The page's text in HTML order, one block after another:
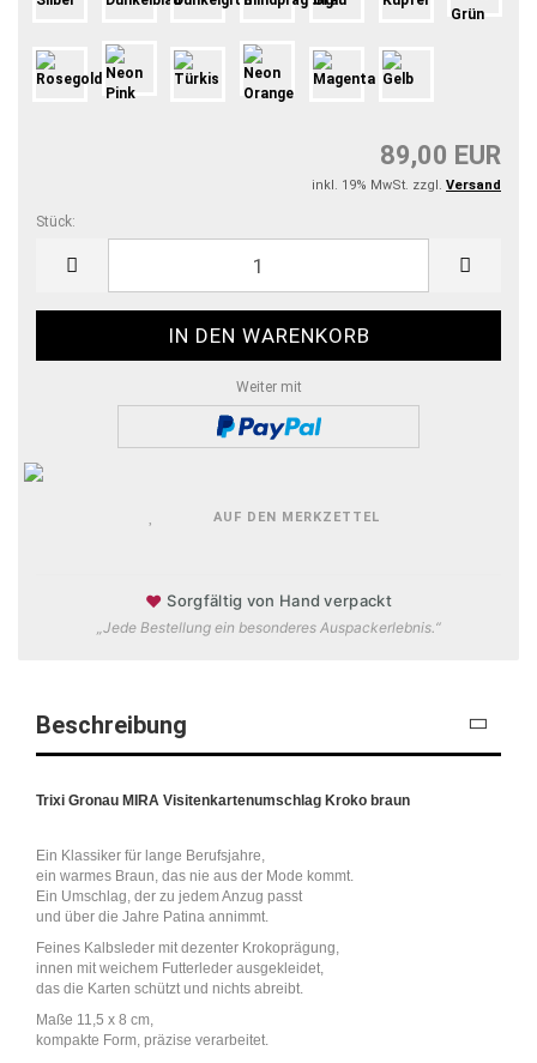
89,00 EUR
inkl. 19% MwSt. zzgl. Versand
Stück:
Weiter mit
AUF DEN MERKZETTEL
♥ Sorgfältig von Hand verpackt
„Jede Bestellung ein besonderes Auspackerlebnis.“
Beschreibung
Trixi Gronau MIRA Visitenkartenumschlag Kroko braun
Ein Klassiker für lange Berufsjahre,
ein warmes Braun, das nie aus der Mode kommt.
Ein Umschlag, der zu jedem Anzug passt
und über die Jahre Patina annimmt.
Feines Kalbsleder mit dezenter Krokoprägung,
innen mit weichem Futterleder ausgekleidet,
das die Karten schützt und nichts abreibt.
Maße 11,5 x 8 cm,
kompakte Form, präzise verarbeitet.